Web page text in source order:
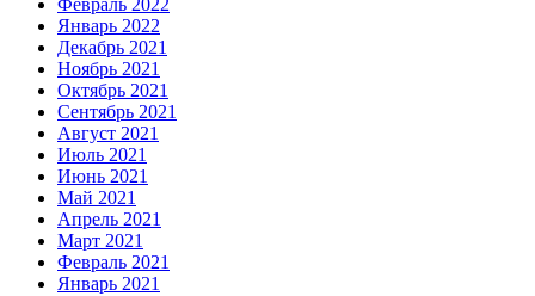
Февраль 2022
Январь 2022
Декабрь 2021
Ноябрь 2021
Октябрь 2021
Сентябрь 2021
Август 2021
Июль 2021
Июнь 2021
Май 2021
Апрель 2021
Март 2021
Февраль 2021
Январь 2021